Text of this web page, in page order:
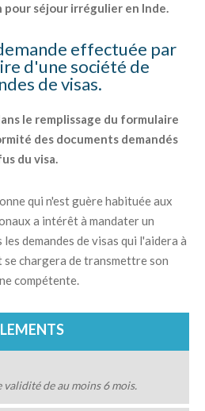
pour séjour irrégulier en Inde.
effectuée par
d'une société de
de visas.
le remplissage du formulaire
des documents demandés
du visa.
qui n'est guère habituée aux
a intérêt à mandater un
demandes de visas qui l'aidera à
chargera de transmettre son
compétente.
validité de au moins 6 mois.